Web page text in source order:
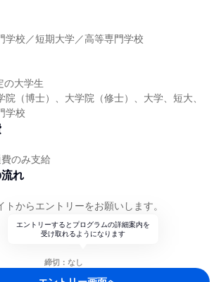
学校／短期大学／高等専門学校
の大学生
院（博士）、大学院（修士）、大学、短大、
学校
のみ支給
れ
トからエントリーをお願いします。
エントリーするとプログラムの詳細案内を
受け取れるようになります
締切：なし